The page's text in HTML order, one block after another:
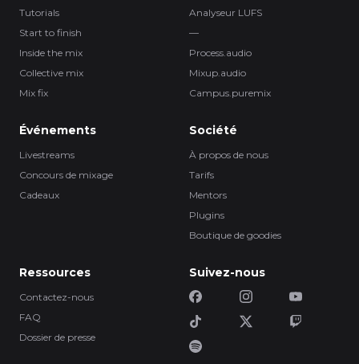
Tutorials
Start to finish
Inside the mix
Collective mix
Mix fix
Analyseur LUFS
—
Process.audio
Mixup.audio
Campus.puremix
Événements
Livestreams
Concours de mixage
Cadeaux
Société
À propos de nous
Tarifs
Mentors
Plugins
Boutique de goodies
Ressources
Contactez-nous
FAQ
Dossier de presse
Suivez-nous